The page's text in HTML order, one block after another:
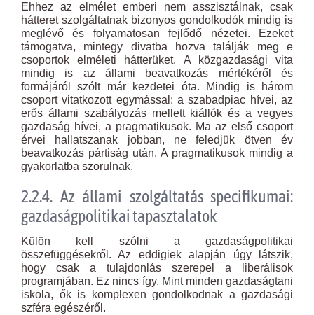
Ehhez az elmélet emberi nem asszisztálnak, csak
hátteret szolgáltatnak bizonyos gondolkodók mindig is
meglévő és folyamatosan fejlődő nézetei. Ezeket
támogatva, mintegy divatba hozva találják meg e
csoportok elméleti hátterüket. A közgazdasági vita
mindig is az állami beavatkozás mértékéről és
formájáról szólt már kezdetei óta. Mindig is három
csoport vitatkozott egymással: a szabadpiac hívei, az
erős állami szabályozás mellett kiállók és a vegyes
gazdaság hívei, a pragmatikusok. Ma az első csoport
érvei hallatszanak jobban, ne feledjük ötven év
beavatkozás pártiság után. A pragmatikusok mindig a
gyakorlatba szorulnak.
2.2.4. Az állami szolgáltatás specifikumai:
gazdaságpolitikai tapasztalatok
Külön kell szólni a gazdaságpolitikai
összefüggésekről. Az eddigiek alapján úgy látszik,
hogy csak a tulajdonlás szerepel a liberálisok
programjában. Ez nincs így. Mint minden gazdaságtani
iskola, ők is komplexen gondolkodnak a gazdasági
szféra egészéről.